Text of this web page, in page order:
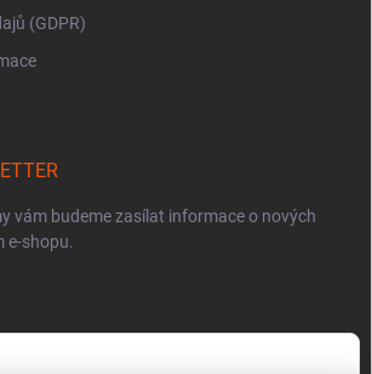
(GDPR)
vám budeme zasílat informace o nových
e-shopu.